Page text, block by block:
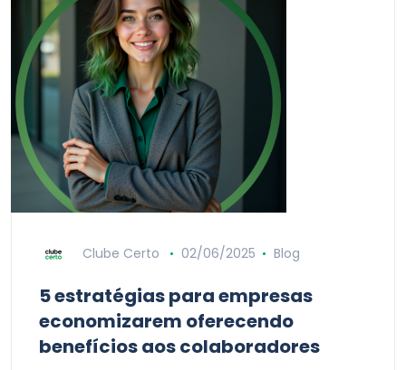
Clube Certo 02/06/2025 Blog
5 estratégias para empresas
economizarem oferecendo
benefícios aos colaboradores